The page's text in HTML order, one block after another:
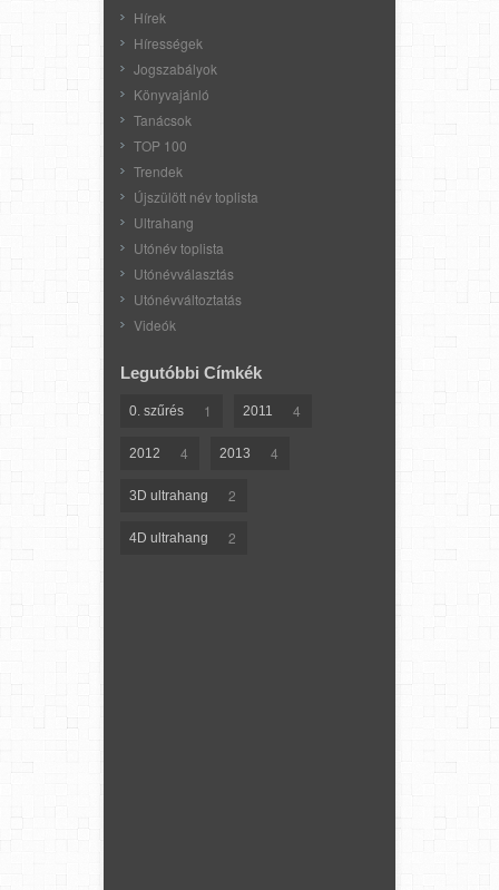
Hírek
Hírességek
Jogszabályok
Könyvajánló
Tanácsok
TOP 100
Trendek
Újszülött név toplista
Ultrahang
Utónév toplista
Utónévválasztás
Utónévváltoztatás
Videók
Legutóbbi Címkék
0. szűrés 1 2011 4
2012 4 2013 4
3D ultrahang 2
4D ultrahang 2